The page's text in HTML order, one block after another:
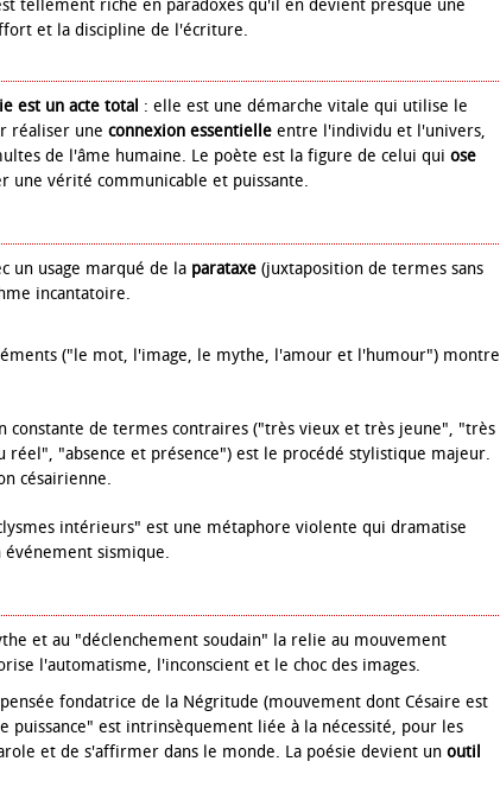
tellement riche en paradoxes qu'il en devient presque une
et la discipline de l'écriture.
est un acte total : elle est une démarche vitale qui utilise le
réaliser une connexion essentielle entre l'individu et l'univers,
de l'âme humaine. Le poète est la figure de celui qui ose
une vérité communicable et puissante.
un usage marqué de la parataxe (juxtaposition de termes sans
incantatoire.
("le mot, l'image, le mythe, l'amour et l'humour") montre
constante de termes contraires ("très vieux et très jeune", "très
"absence et présence") est le procédé stylistique majeur.
césairienne.
intérieurs" est une métaphore violente qui dramatise
sismique.
et au "déclenchement soudain" la relie au mouvement
l'automatisme, l'inconscient et le choc des images.
fondatrice de la Négritude (mouvement dont Césaire est
puissance" est intrinsèquement liée à la nécessité, pour les
et de s'affirmer dans le monde. La poésie devient un outil